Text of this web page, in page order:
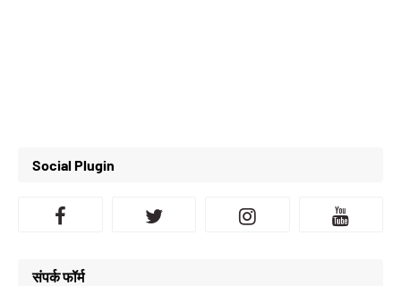
Social Plugin
संपर्क फॉर्म